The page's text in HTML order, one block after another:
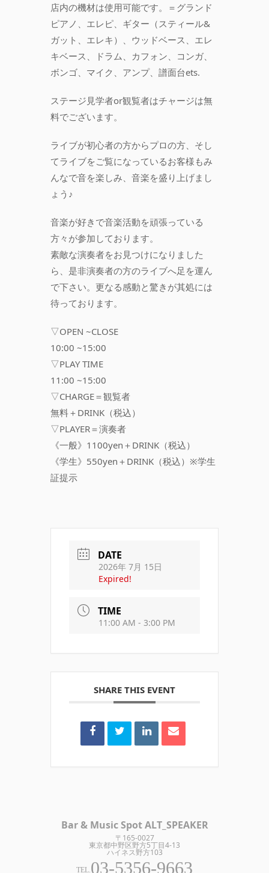
店内の機材は使用可能です。＝グランド
ピアノ、エレピ、ギター（スティール&
ガット、エレキ）、ウッドベース、エレ
キベース、ドラム、カフォン、コンガ、
ボンゴ、マイク、アンプ、譜面台ets.
ステージ見学者or観覧者はチャージは無
料でございます。
ライブが初心者の方からプロの方、そし
てライブをご覧になっているお客様もみ
んなで音を楽しみ、音楽を盛り上げまし
ょう♪
音楽が好きで音楽活動を頑張っている
方々が参加しております。
素敵な演奏者をお見つけになりました
ら、是非演奏者の方のライブへ足を運ん
で下さい。更なる感動と驚きが其処には
待っております。
▽OPEN ~CLOSE
10:00 ~15:00
▽PLAY TIME
11:00 ~15:00
▽CHARGE＝観覧者
無料＋DRINK（税込）
▽PLAYER＝演奏者
《一般》1100yen＋DRINK（税込）
《学生》550yen＋DRINK（税込）※学生
証提示
DATE
2026年 7月 15日
Expired!
TIME
11:00 AM - 3:00 PM
SHARE THIS EVENT
Bar & Music Spot ALT_SPEAKER
〒165-0027
東京都中野区野方5丁目4-13
ハイネス野方103
TEL.03-5356-9663